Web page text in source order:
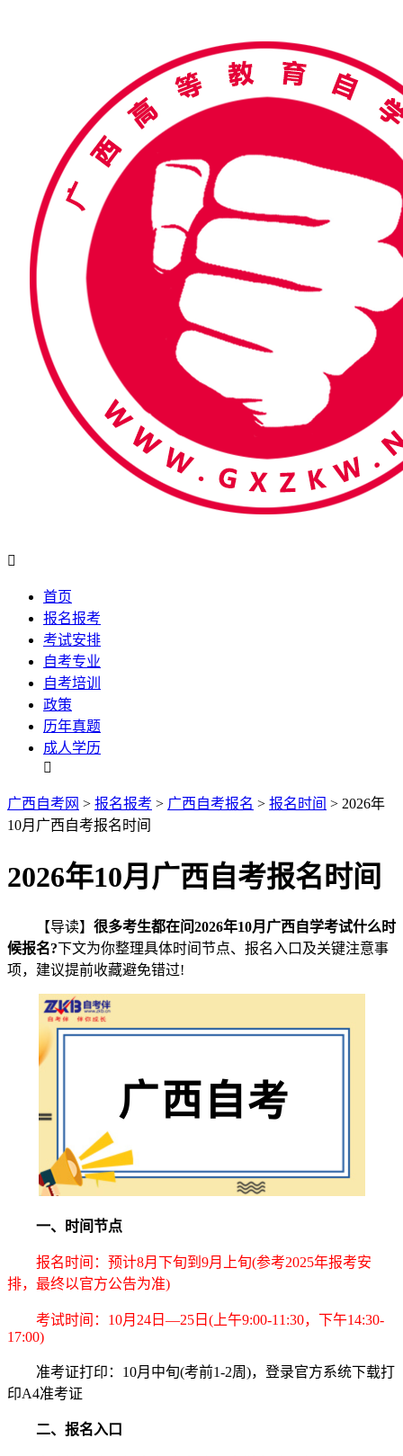

首页
报名报考
考试安排
自考专业
自考培训
政策
历年真题
成人学历

广西自考网 > 报名报考 > 广西自考报名 > 报名时间 > 2026年
10月广西自考报名时间
2026年10月广西自考报名时间
【导读】 很多考生都在问2026年10月广西自学考试什么时
候报名?下文为你整理具体时间节点、报名入口及关键注意事
项，建议提前收藏避免错过!
一、时间节点
报名时间：预计8月下旬到9月上旬(参考2025年报考安
排，最终以官方公告为准)
考试时间：10月24日—25日(上午9:00-11:30，下午14:30-
17:00)
准考证打印：10月中旬(考前1-2周)，登录官方系统下载打
印A4准考证
二、报名入口